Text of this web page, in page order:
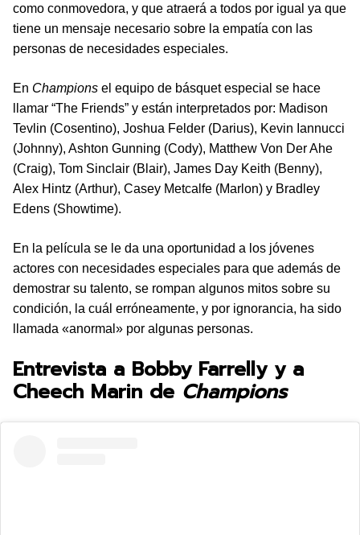
como conmovedora, y que atraerá a todos por igual ya que
tiene un mensaje necesario sobre la empatía con las
personas de necesidades especiales.
En Champions el equipo de básquet especial se hace
llamar “The Friends” y están interpretados por: Madison
Tevlin (Cosentino), Joshua Felder (Darius), Kevin Iannucci
(Johnny), Ashton Gunning (Cody), Matthew Von Der Ahe
(Craig), Tom Sinclair (Blair), James Day Keith (Benny),
Alex Hintz (Arthur), Casey Metcalfe (Marlon) y Bradley
Edens (Showtime).
En la película se le da una oportunidad a los jóvenes
actores con necesidades especiales para que además de
demostrar su talento, se rompan algunos mitos sobre su
condición, la cuál erróneamente, y por ignorancia, ha sido
llamada «anormal» por algunas personas.
Entrevista a Bobby Farrelly y a
Cheech Marin de Champions